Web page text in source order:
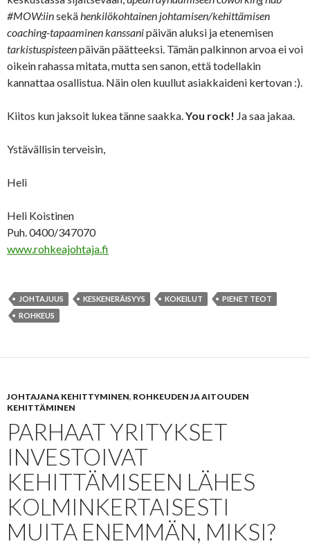
#MOW:iinsekä henkilökohtainen johtamisen/kehittämisen
coaching-tapaaminen kanssanipäivän aluksi ja etenemisen
tarkistuspisteenpäivän päätteeksi. Tämän palkinnon arvoa ei voi
oikein rahassa mitata, mutta sen sanon, että todellakin
kannattaa osallistua. Näin olen kuullut asiakkaideni kertovan :).
Kiitos kun jaksoit lukea tänne saakka. You rock! Ja saa jakaa.
Ystävällisin terveisin,
Heli
Heli Koistinen
Puh. 0400/347070
www.rohkeajohtaja.fi
JOHTAJUUS KESKENERÄISYYS KOKEILUT
PIENET TEOT
ROHKEUS
JOHTAJANA KEHITTYMINEN, ROHKEUDEN JA AITOUDEN
KEHITTÄMINEN
PARHAAT YRITYKSET
INVESTOIVAT
KEHITTÄMISEEN LÄHES
KOLMINKERTAISESTI
MUITA ENEMMÄN, MIKSI?